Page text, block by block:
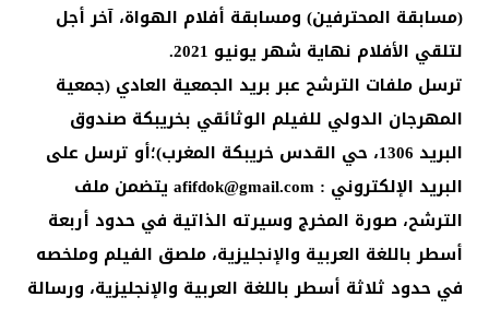
(مسابقة المحترفين) ومسابقة أفلام الهواة، آخر أجل
لتلقي الأفلام نهاية شهر يونيو 2021.
ترسل ملفات الترشح عبر بريد الجمعية العادي (جمعية
المهرجان الدولي للفيلم الوثائقي بخريبكة صندوق
البريد 1306، حي القدس خريبكة المغرب)؛أو ترسل على
البريد الإلكتروني : afifdok@gmail.comيتضمن ملف
الترشح، صورة المخرج وسيرته الذاتية في حدود أربعة
أسطر باللغة العربية والإنجليزية، ملصق الفيلم وملخصه
في حدود ثلاثة أسطر باللغة العربية والإنجليزية، ورسالة